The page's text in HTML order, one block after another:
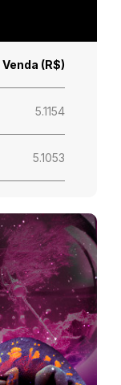
Venda (R$)
5.1154
5.1053